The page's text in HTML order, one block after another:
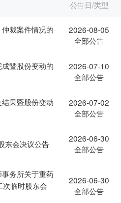
公告日/类型
裁案件情况的
2026-08-05
全部公告
暨股份变动的
2026-07-10
全部公告
果暨股份变动
2026-07-02
全部公告
东会决议公告
2026-06-30
全部公告
务所关于重药
临时股东会
2026-06-30
全部公告